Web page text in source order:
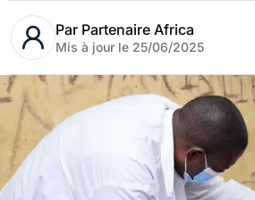
Par Partenaire Africa
Mis à jour le 25/06/2025